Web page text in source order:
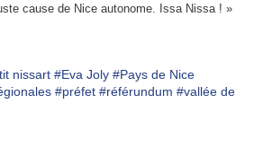
cause de Nice autonome. Issa Nissa ! »
nissart #Eva Joly #Pays de Nice
#préfet #référundum #vallée de